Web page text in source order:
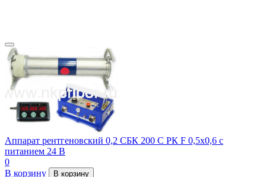
Аппарат рентгеновский 0,2 СБК 200 С РК F 0,5х0,6 с
питанием 24 В
0
В корзину
В корзину